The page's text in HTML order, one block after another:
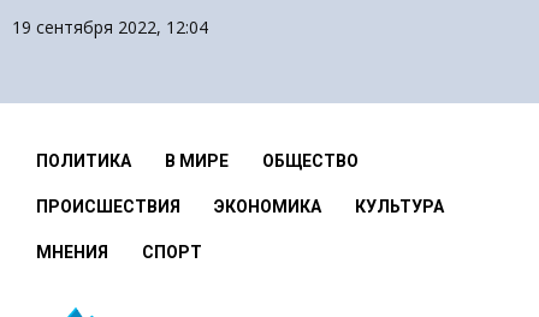
19 сентября 2022, 12:04
ПОЛИТИКА В МИРЕ ОБЩЕСТВО
ПРОИСШЕСТВИЯ ЭКОНОМИКА КУЛЬТУРА
МНЕНИЯ СПОРТ